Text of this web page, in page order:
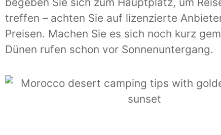
treffen – achten Sie auf lizenzierte
Preisen. Machen Sie es sich noch kurz
Dünen rufen schon vor Sonnenuntergang.